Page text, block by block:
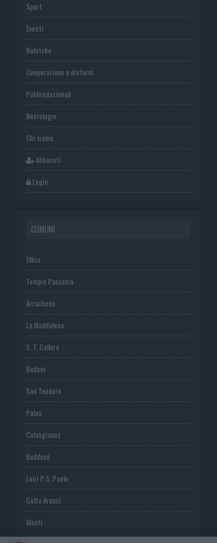
Sport
Eventi
Rubriche
Cooperazione e dintorni
Publiredazionali
Necrologie
Chi siamo
Abbonati
Login
COMUNI
Olbia
Tempio Pausania
Arzachena
La Maddalena
S. T. Gallura
Budoni
San Teodoro
Palau
Calangianus
Buddusò
Loiri P. S. Paolo
Golfo Aranci
Monti